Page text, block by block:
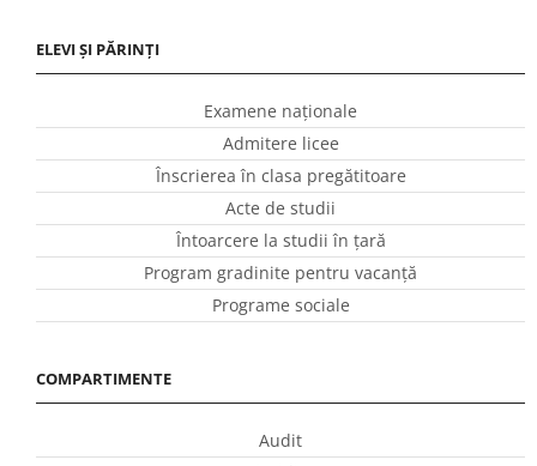
ELEVI ȘI PĂRINȚI
Examene naționale
Admitere licee
Înscrierea în clasa pregătitoare
Acte de studii
Întoarcere la studii în ţară
Program gradinite pentru vacanţă
Programe sociale
COMPARTIMENTE
Audit